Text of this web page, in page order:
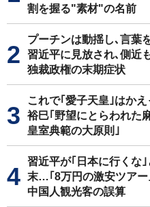
割を握る"素材"の名前
プーチンは動揺し､言葉
習近平に見放され､側近
独裁政権の末期症状
これで｢愛子天皇｣はか
裕巳｢野望にとらわれた
皇室典範の大原則｣
習近平が｢日本に行くな
末…｢8万円の激安ツアー
中国人観光客の誤算